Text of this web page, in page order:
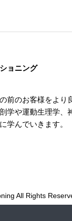
ョニング
前のお客様をより
学や運動生理学、
学んでいきます。
All Rights